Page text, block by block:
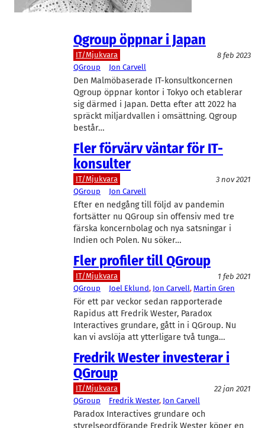
och Midroc-veteranen Göran…
Qgroup öppnar i Japan
IT/Mjukvara
8 feb 2023
QGroup
Jon Carvell
Den Malmöbaserade IT-konsultkoncernen
Qgroup öppnar kontor i Tokyo och etablerar
sig därmed i Japan. Detta efter att 2022 ha
spräckt miljardvallen i omsättning. Qgroup
består…
Fler förvärv väntar för IT-
konsulter
IT/Mjukvara
3 nov 2021
QGroup
Jon Carvell
Efter en nedgång till följd av pandemin
fortsätter nu QGroup sin offensiv med tre
färska koncernbolag och nya satsningar i
Indien och Polen. Nu söker…
Fler profiler till QGroup
IT/Mjukvara
1 feb 2021
QGroup
Joel Eklund, Jon Carvell, Martin Gren
För ett par veckor sedan rapporterade
Rapidus att Fredrik Wester, Paradox
Interactives grundare, gått in i QGroup. Nu
kan vi avslöja att ytterligare två tunga…
Fredrik Wester investerar i
QGroup
IT/Mjukvara
22 jan 2021
QGroup
Fredrik Wester, Jon Carvell
Paradox Interactives grundare och
styrelseordförande Fredrik Wester köper en